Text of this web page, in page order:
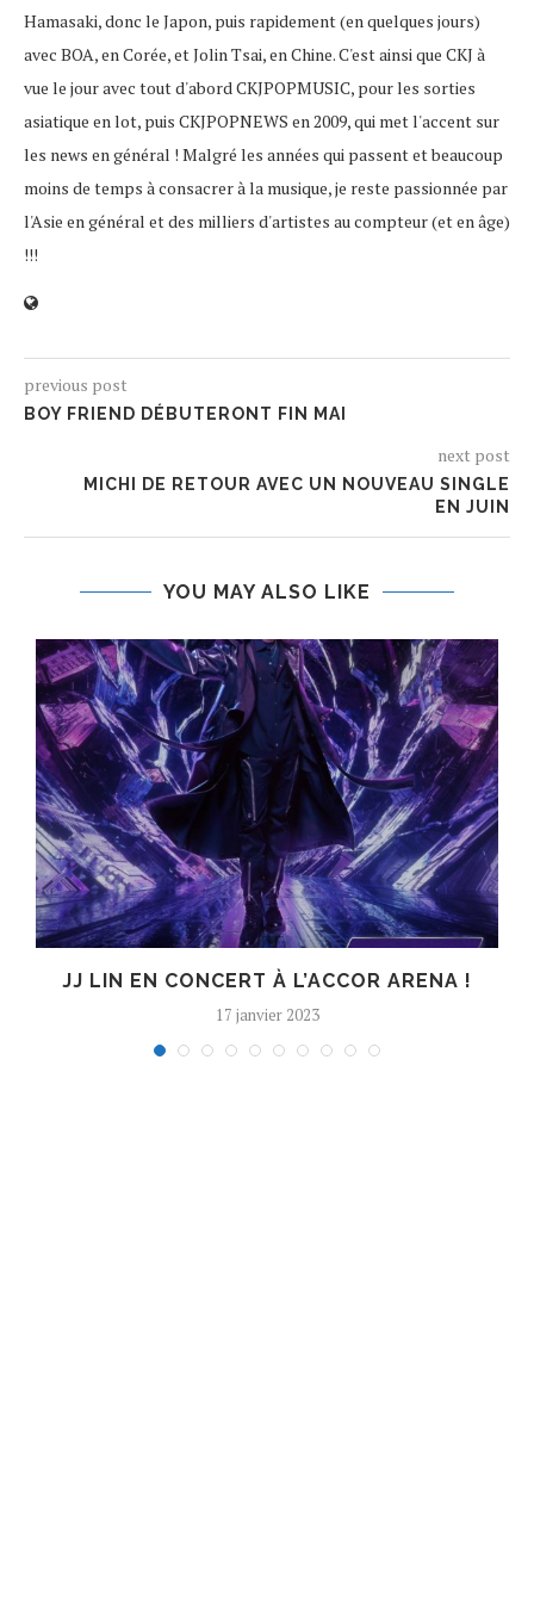
Hamasaki, donc le Japon, puis rapidement (en quelques jours)
avec BOA, en Corée, et Jolin Tsai, en Chine. C'est ainsi que CKJ à
vue le jour avec tout d'abord CKJPOPMUSIC, pour les sorties
asiatique en lot, puis CKJPOPNEWS en 2009, qui met l'accent sur
les news en général ! Malgré les années qui passent et beaucoup
moins de temps à consacrer à la musique, je reste passionnée par
l'Asie en général et des milliers d'artistes au compteur (et en âge)
!!!
previous post
BOY FRIEND DÉBUTERONT FIN MAI
next post
MICHI DE RETOUR AVEC UN NOUVEAU SINGLE
EN JUIN
YOU MAY ALSO LIKE
JJ LIN EN CONCERT À L’ACCOR ARENA !
17 janvier 2023